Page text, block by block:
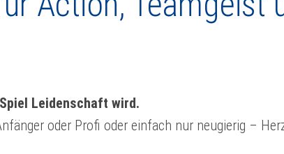
Leidenschaft wird.
oder Profi oder einfach nur neugierig –